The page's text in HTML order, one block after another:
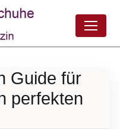
Guide für
perfekten